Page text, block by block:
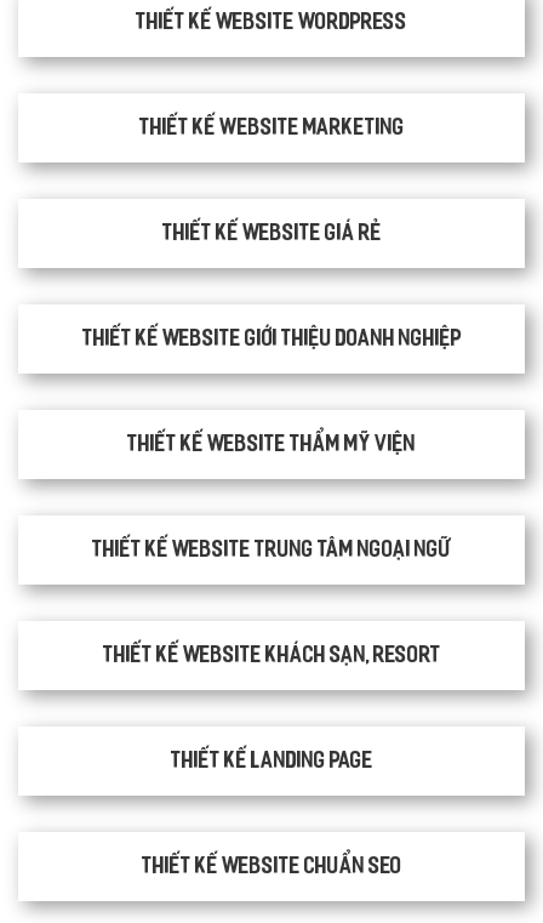
Thiết kế website WordPress
Thiết kế Website Marketing
Thiết kế website giá rẻ
Thiết kế website giới thiệu doanh nghiệp
Thiết kế website thẩm mỹ viện
Thiết kế website trung tâm ngoại ngữ
Thiết kế website khách sạn, resort
Thiết kế Landing Page
Thiết kế website chuẩn SEO